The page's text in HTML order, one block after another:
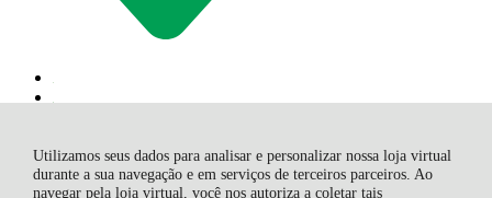
Utilizamos seus dados para analisar e personalizar nossa loja virtual
durante a sua navegação e em serviços de terceiros parceiros. Ao
navegar pela loja virtual, você nos autoriza a coletar tais